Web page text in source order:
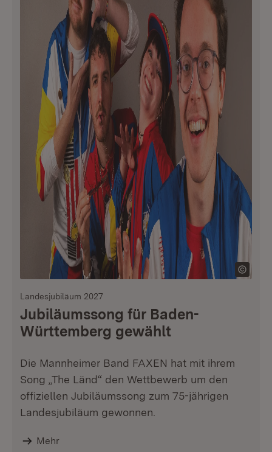
Landesjubiläum 2027
Jubiläumssong für Baden-
Württemberg gewählt
Die Mannheimer Band FAXEN hat mit ihrem
Song „The Länd“ den Wettbewerb um den
offiziellen Jubiläumssong zum 75-jährigen
Landesjubiläum gewonnen.
Mehr